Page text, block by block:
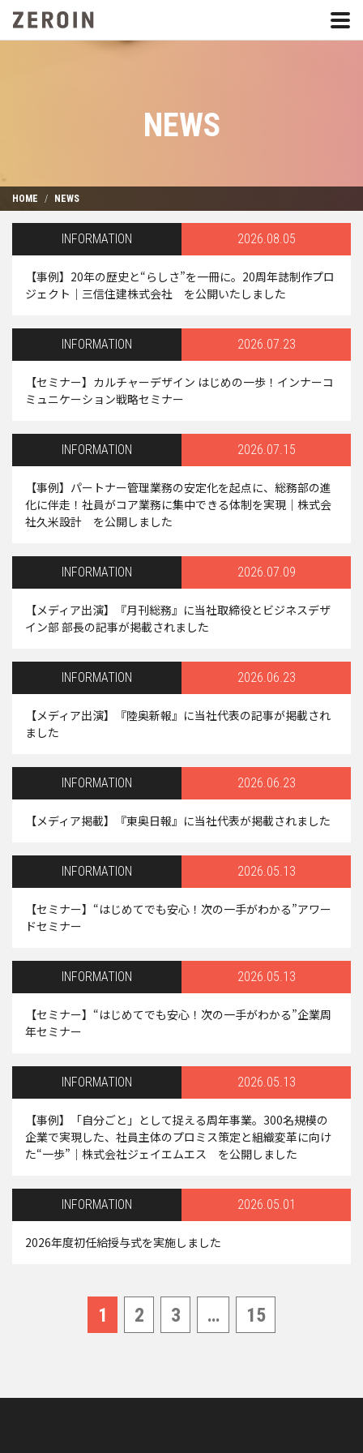
NEWS
HOME NEWS
INFORMATION 2026.08.05
【事例】20年の歴史と“らしさ”を一冊に。20周年誌制作プロ
ジェクト｜三信住建株式会社 を公開いたしました
INFORMATION 2026.07.23
【セミナー】カルチャーデザイン はじめの一歩！インナーコ
ミュニケーション戦略セミナー
INFORMATION 2026.07.15
【事例】パートナー管理業務の安定化を起点に、総務部の進
化に伴走！社員がコア業務に集中できる体制を実現｜株式会
社久米設計 を公開しました
INFORMATION 2026.07.09
【メディア出演】『月刊総務』に当社取締役とビジネスデザ
イン部 部長の記事が掲載されました
INFORMATION 2026.06.23
【メディア出演】『陸奥新報』に当社代表の記事が掲載され
ました
INFORMATION 2026.06.23
【メディア掲載】『東奥日報』に当社代表が掲載されました
INFORMATION 2026.05.13
【セミナー】“はじめてでも安心！次の一手がわかる”アワー
ドセミナー
INFORMATION 2026.05.13
【セミナー】“はじめてでも安心！次の一手がわかる”企業周
年セミナー
INFORMATION 2026.05.13
【事例】「自分ごと」として捉える周年事業。300名規模の
企業で実現した、社員主体のプロミス策定と組織変革に向け
た“一歩”｜株式会社ジェイエムエス を公開しました
INFORMATION 2026.05.01
2026年度初任給授与式を実施しました
1 2 3 … 15